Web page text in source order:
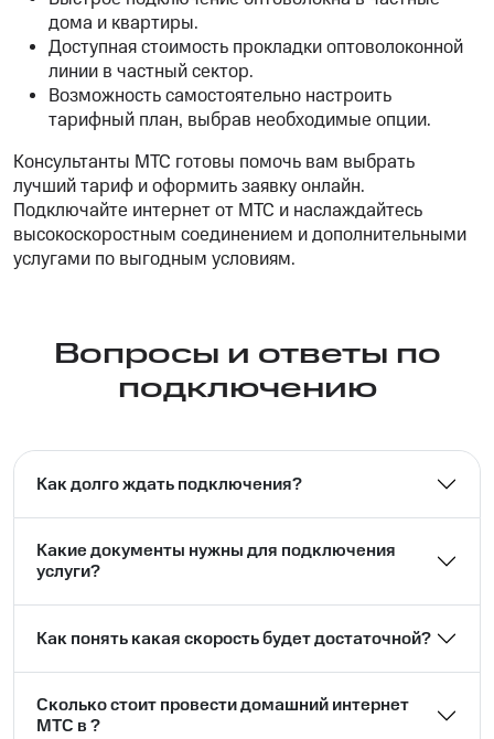
дома и квартиры.
Доступная стоимость прокладки оптоволоконной
линии в частный сектор.
Возможность самостоятельно настроить
тарифный план, выбрав необходимые опции.
Консультанты МТС готовы помочь вам выбрать
лучший тариф и оформить заявку онлайн.
Подключайте интернет от МТС и наслаждайтесь
высокоскоростным соединением и дополнительными
услугами по выгодным условиям.
Вопросы и ответы по
подключению
Как долго ждать подключения?
Какие документы нужны для подключения
услуги?
Как понять какая скорость будет достаточной?
Сколько стоит провести домашний интернет
МТС в ?